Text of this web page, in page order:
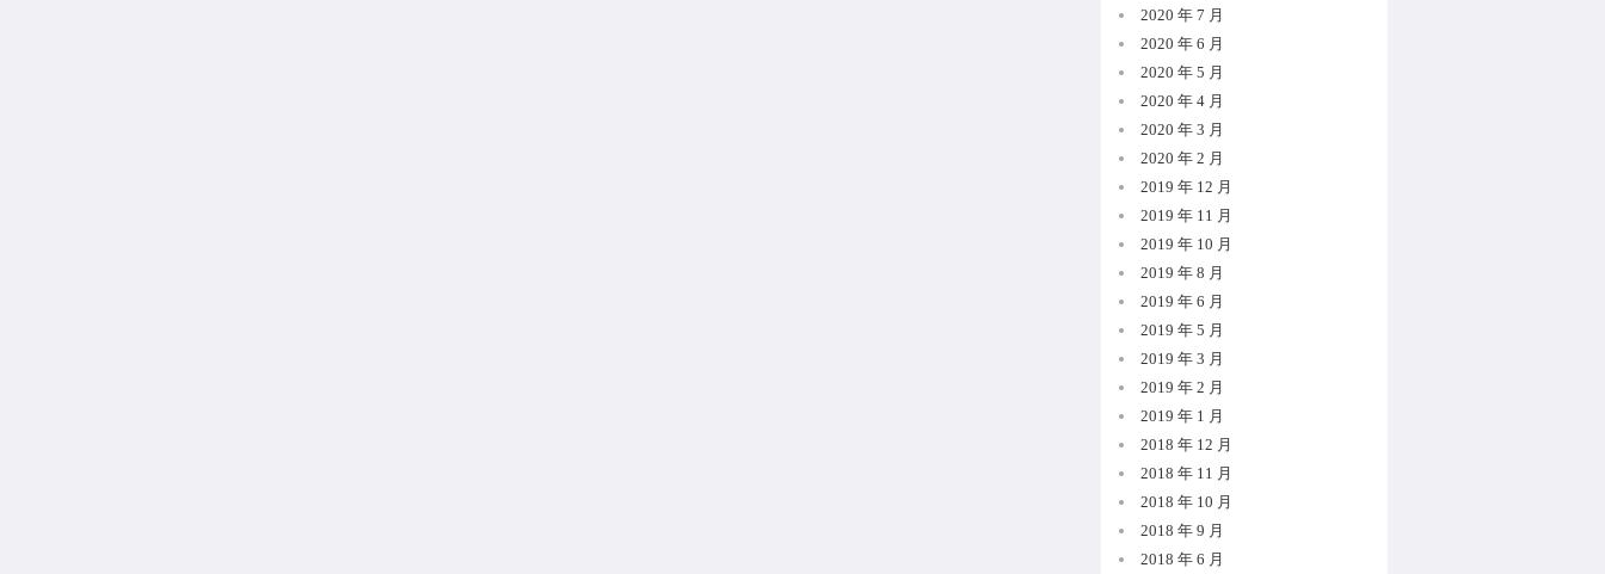
2020 年 7 月
2020 年 6 月
2020 年 5 月
2020 年 4 月
2020 年 3 月
2020 年 2 月
2019 年 12 月
2019 年 11 月
2019 年 10 月
2019 年 8 月
2019 年 6 月
2019 年 5 月
2019 年 3 月
2019 年 2 月
2019 年 1 月
2018 年 12 月
2018 年 11 月
2018 年 10 月
2018 年 9 月
2018 年 6 月